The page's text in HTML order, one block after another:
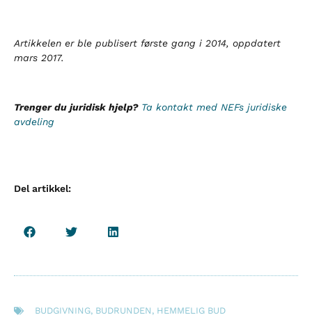
Artikkelen er ble publisert første gang i 2014, oppdatert
mars 2017.
Trenger du juridisk hjelp? Ta kontakt med NEFs juridiske
avdeling
Del artikkel:
BUDGIVNING, BUDRUNDEN , HEMMELIG BUD